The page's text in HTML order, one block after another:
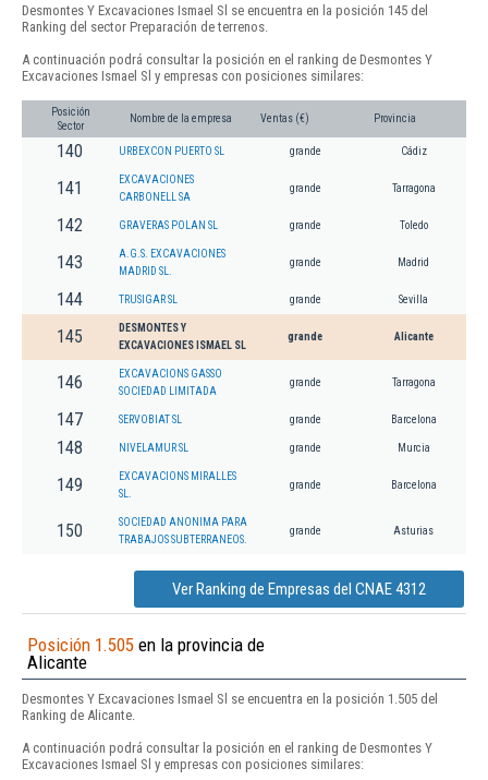
Desmontes Y Excavaciones Ismael Sl se encuentra en la posición 145 del
Ranking del sector Preparación de terrenos.
A continuación podrá consultar la posición en el ranking de Desmontes Y
Excavaciones Ismael Sl y empresas con posiciones similares:
Posición
Sector
Nombre de la empresa Ventas (€) Provincia
140 URBEXCON PUERTO SL grande Cádiz
141
EXCAVACIONES
CARBONELL SA
grande Tarragona
142 GRAVERAS POLAN SL grande Toledo
143
A.G.S. EXCAVACIONES
MADRID SL.
grande Madrid
144 TRUSIGAR SL grande Sevilla
145
DESMONTES Y
EXCAVACIONES ISMAEL SL
grande Alicante
146
EXCAVACIONS GASSO
SOCIEDAD LIMITADA
grande Tarragona
147 SERVOBIAT SL grande Barcelona
148 NIVELAMUR SL grande Murcia
149
EXCAVACIONS MIRALLES
SL.
grande Barcelona
150
SOCIEDAD ANONIMA PARA
TRABAJOS SUBTERRANEOS.
grande Asturias
Ver Ranking de Empresas del CNAE 4312
Posición 1.505 en la provincia de
Alicante
Desmontes Y Excavaciones Ismael Sl se encuentra en la posición 1.505 del
Ranking de Alicante.
A continuación podrá consultar la posición en el ranking de Desmontes Y
Excavaciones Ismael Sl y empresas con posiciones similares: